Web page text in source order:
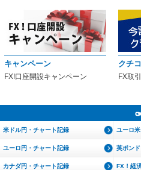
キャンペーン
FX!口座開設キャンペーン
クチ
FX取
米ドル円・チャート記録 ユーロ
ユーロ円・チャート記録 英ポン
カナダ円・チャート記録 FX！経